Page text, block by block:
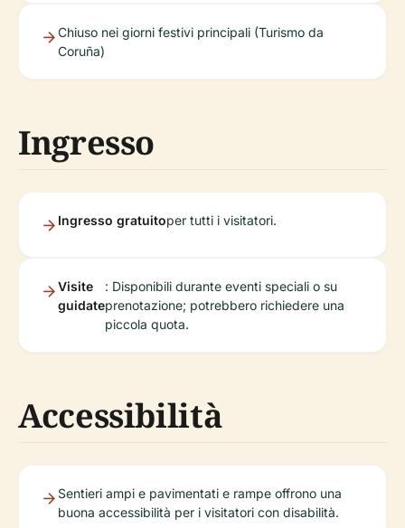
Chiuso nei giorni festivi principali (Turismo da
Coruña)
Ingresso
Ingresso gratuitoper tutti i visitatori.
Visite
guidate
: Disponibili durante eventi speciali o su
prenotazione; potrebbero richiedere una
piccola quota.
Accessibilità
Sentieri ampi e pavimentati e rampe offrono una
buona accessibilità per i visitatori con disabilità.